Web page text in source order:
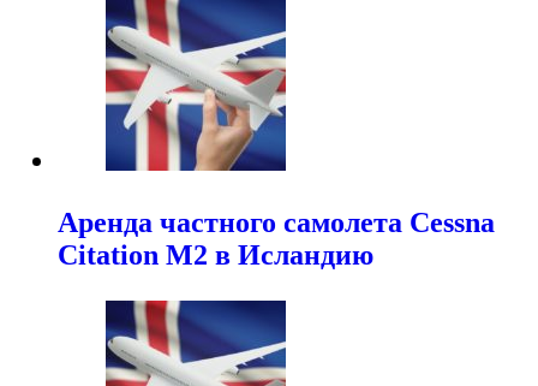
Аренда частного самолета Cessna
Citation M2 в Исландию